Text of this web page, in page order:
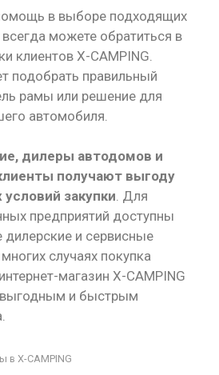
в выборе подходящих
можете обратиться в
клиентов X-CAMPING.
подобрать правильный
рамы или решение для
автомобиля.
дилеры автодомов и
получают выгоду
закупки. Для
предприятий доступны
дилерские и сервисные
случаях покупка
магазин X-CAMPING
и быстрым
в X-CAMPING